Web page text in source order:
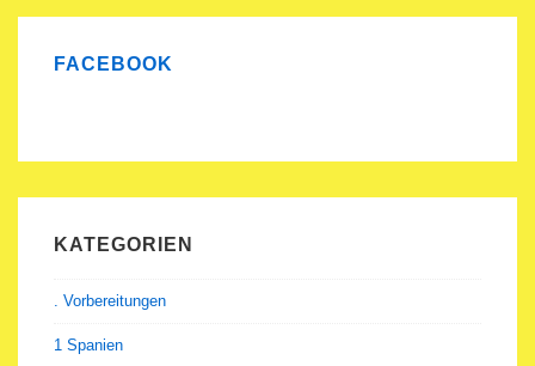
FACEBOOK
KATEGORIEN
. Vorbereitungen
1 Spanien